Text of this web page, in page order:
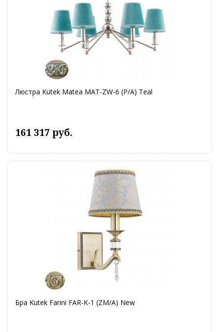
Люстра Kutek Matea MAT-ZW-6 (P/A) Teal
161 317 руб.
Бра Kutek Farini FAR-K-1 (ZM/A) New